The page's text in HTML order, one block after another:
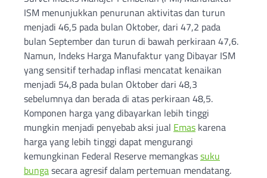
ISM menunjukkan penurunan aktivitas dan turun
menjadi 46,5 pada bulan Oktober, dari 47,2 pada
bulan September dan turun di bawah perkiraan 47,6.
Namun, Indeks Harga Manufaktur yang Dibayar ISM
yang sensitif terhadap inflasi mencatat kenaikan
menjadi 54,8 pada bulan Oktober dari 48,3
sebelumnya dan berada di atas perkiraan 48,5.
Komponen harga yang dibayarkan lebih tinggi
mungkin menjadi penyebab aksi jual Emas karena
harga yang lebih tinggi dapat mengurangi
kemungkinan Federal Reserve memangkassuku
bungasecara agresif dalam pertemuan mendatang.